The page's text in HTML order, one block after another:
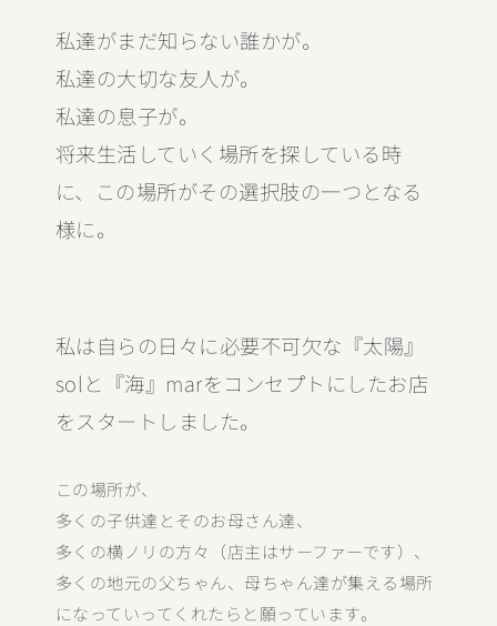
私達がまだ知らない誰かが。
私達の大切な友人が。
私達の息子が。
将来生活していく場所を探している時
に、この場所がその選択肢の一つとなる
様に。
私は自らの日々に必要不可欠な『太陽』
solと『海』marをコンセプトにしたお店
をスタートしました。
この場所が、
多くの子供達とそのお母さん達、
多くの横ノリの方々（店主はサーファーです）、
多くの地元の父ちゃん、母ちゃん達が集える場所
になっていってくれたらと願っています。